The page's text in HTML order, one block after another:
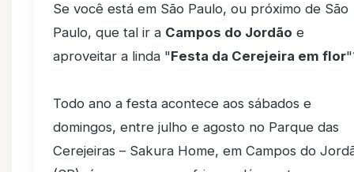
Se você está em São Paulo, ou próximo de São
Paulo, que tal ir a Campos do Jordão e
aproveitar a linda "Festa da Cerejeira em flor
Todo ano a festa acontece aos sábados e
domingos, entre julho e agosto no Parque das
Cerejeiras – Sakura Home, em Campos do